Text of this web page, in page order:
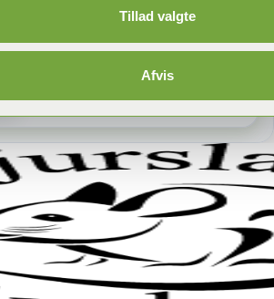
Tillad valgte
Afvis
Kontakt os – vi